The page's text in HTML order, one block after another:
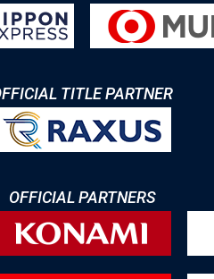
TITLE PARTNER
OFFICIAL PARTNERS